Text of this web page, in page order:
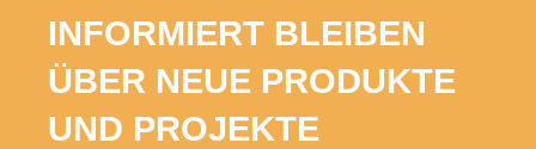
INFORMIERT BLEIBEN
ÜBER NEUE PRODUKTE
UND PROJEKTE